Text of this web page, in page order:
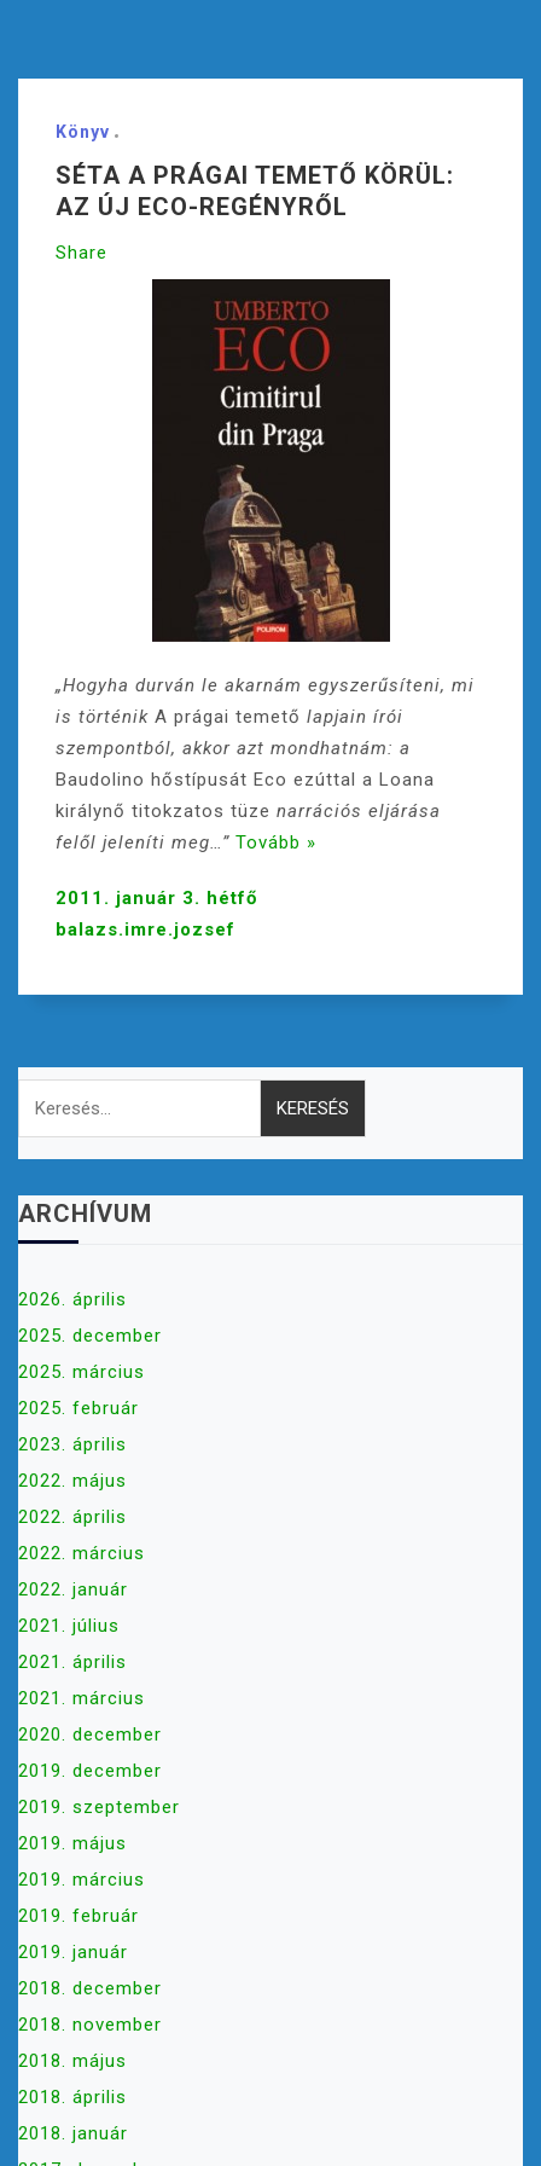
Könyv
SÉTA A PRÁGAI TEMETŐ KÖRÜL:
AZ ÚJ ECO-REGÉNYRŐL
Share
„Hogyha durván le akarnám egyszerűsíteni, mi
is történik A prágai temető lapjain írói
szempontból, akkor azt mondhatnám: a
Baudolino hőstípusát Eco ezúttal a Loana
királynő titokzatos tüze narrációs eljárása
felől jeleníti meg…” Tovább »
2011. január 3. hétfő
balazs.imre.jozsef
Keresés:
ARCHÍVUM
2026. április
2025. december
2025. március
2025. február
2023. április
2022. május
2022. április
2022. március
2022. január
2021. július
2021. április
2021. március
2020. december
2019. december
2019. szeptember
2019. május
2019. március
2019. február
2019. január
2018. december
2018. november
2018. május
2018. április
2018. január